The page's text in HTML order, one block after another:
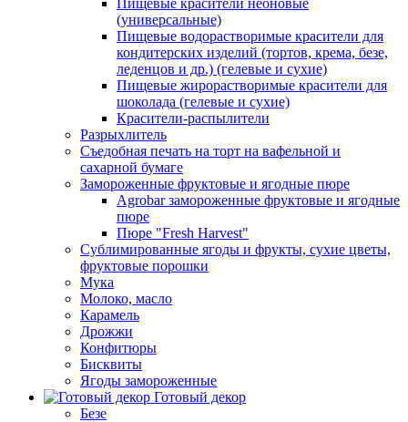
Пищевые красители неоновые
(универсальные)
Пищевые водорастворимые красители для
кондитерских изделий (тортов, крема, безе,
леденцов и др.) (гелевые и сухие)
Пищевые жирорастворимые красители для
шоколада (гелевые и сухие)
Красители-распылители
Разрыхлитель
Съедобная печать на торт на вафельной и
сахарной бумаге
Замороженные фруктовые и ягодные пюре
Agrobar замороженные фруктовые и ягодные
пюре
Пюре "Fresh Harvest"
Сублимированные ягоды и фрукты, сухие цветы,
фруктовые порошки
Мука
Молоко, масло
Карамель
Дрожжи
Конфитюры
Бисквиты
Ягоды замороженные
Готовый декор
Безе